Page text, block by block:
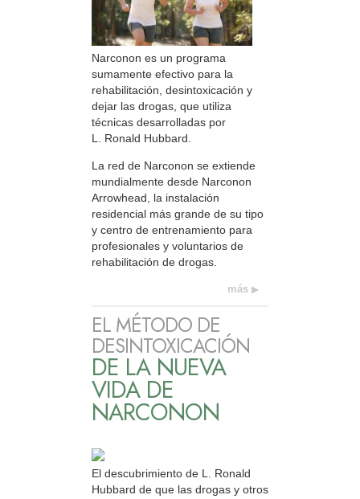
Narconon es un programa
sumamente efectivo para la
rehabilitación, desintoxicación y
dejar las drogas, que utiliza
técnicas desarrolladas por
L. Ronald Hubbard.
La red de Narconon se extiende
mundialmente desde Narconon
Arrowhead, la instalación
residencial más grande de su tipo
y centro de entrenamiento para
profesionales y voluntarios de
rehabilitación de drogas.
más
EL MÉTODO DE
DESINTOXICACIÓN
DE LA NUEVA
VIDA DE
NARCONON
El descubrimiento de L. Ronald
Hubbard de que las drogas y otros